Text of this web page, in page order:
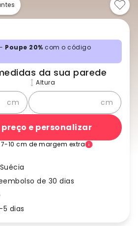
Poupe 20% com o código
da sua parede
cm
Altura
cm
e personalizar
10 cm de margem extra
de 30 dias
dias